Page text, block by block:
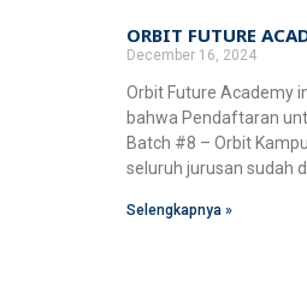
ORBIT FUTURE
December 16, 2024
Orbit Future Academy
bahwa Pendaftaran
Batch #8 – Orbit
seluruh jurusan sudah
Selengkapnya »